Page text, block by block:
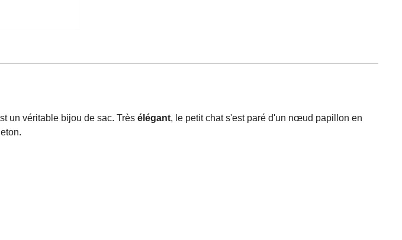
un véritable bijou de sac. Très élégant, le petit chat s'est paré d'un nœud papillon en